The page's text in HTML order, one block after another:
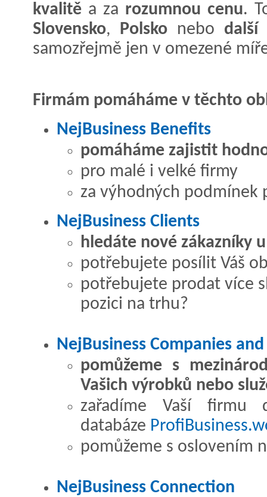
kvalitě a za rozumnou cenu.
Slovensko, Polsko nebo další
samozřejmě jen v omezené
Firmám pomáháme v těchto
NejBusiness Benefits
pomáháme zajistit
pro malé i velké firmy
za výhodných podmínek
NejBusiness Clients
hledáte nové zákazníky
potřebujete posílit Váš
potřebujete prodat více
pozici na trhu?
NejBusiness Companies
pomůžeme s
Vašich výrobků nebo
zařadíme Vaší firmu
databáze
pomůžeme s oslovením
NejBusiness Connection